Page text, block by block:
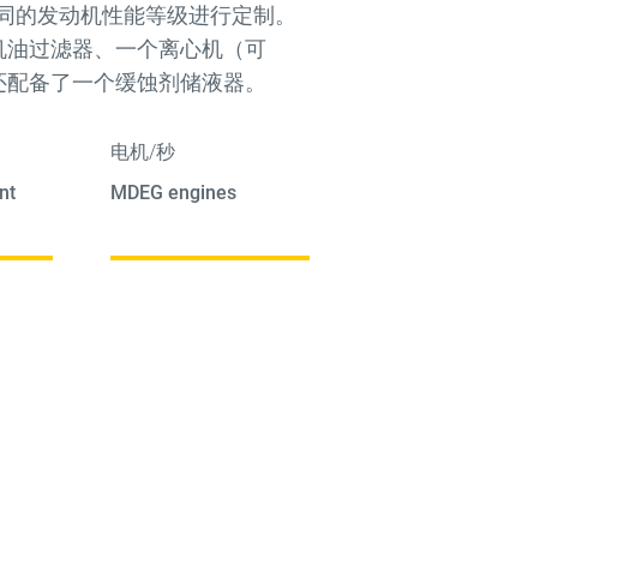
发动机性能等级进行定制。
过滤器、一个离心机（可
备了一个缓蚀剂储液器。
电机/秒
MDEG engines